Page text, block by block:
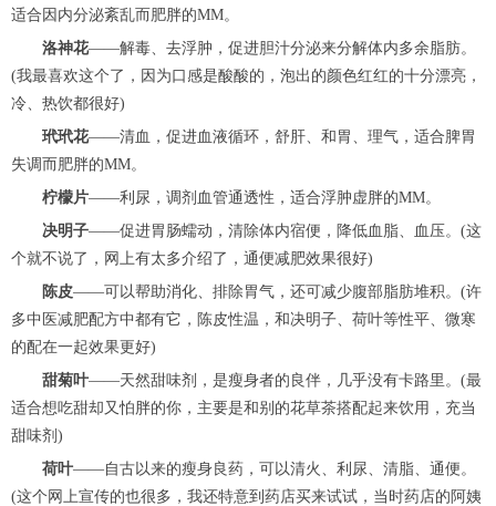
适合因内分泌紊乱而肥胖的MM。
洛神花——解毒、去浮肿，促进胆汁分泌来分解体内多余脂肪。
(我最喜欢这个了，因为口感是酸酸的，泡出的颜色红红的十分漂亮，
冷、热饮都很好)
玳玳花——清血，促进血液循环，舒肝、和胃、理气，适合脾胃
失调而肥胖的MM。
柠檬片——利尿，调剂血管通透性，适合浮肿虚胖的MM。
决明子——促进胃肠蠕动，清除体内宿便，降低血脂、血压。(这
个就不说了，网上有太多介绍了，通便减肥效果很好)
陈皮——可以帮助消化、排除胃气，还可减少腹部脂肪堆积。(许
多中医减肥配方中都有它，陈皮性温，和决明子、荷叶等性平、微寒
的配在一起效果更好)
甜菊叶——天然甜味剂，是瘦身者的良伴，几乎没有卡路里。(最
适合想吃甜却又怕胖的你，主要是和别的花草茶搭配起来饮用，充当
甜味剂)
荷叶——自古以来的瘦身良药，可以清火、利尿、清脂、通便。
(这个网上宣传的也很多，我还特意到药店买来试试，当时药店的阿姨